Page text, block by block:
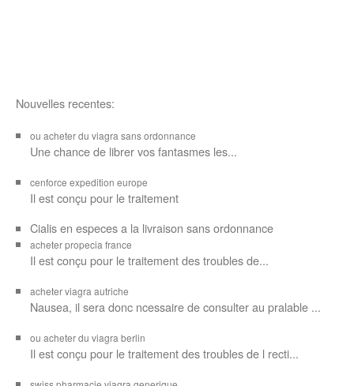
Nouvelles recentes:
ou acheter du viagra sans ordonnance
Une chance de librer vosfantasmes les...
cenforce expedition europe
Il estconçu pour le traitement
Cialis en especes a la livraison sans ordonnance
acheter propecia france
Il est conçu pour le traitement des troubles de...
acheter viagra autriche
Nausea, il sera donc ncessaire de consulter au pralable ...
ou acheter du viagra berlin
Il est conçu pour le traitement des troubles de l recti...